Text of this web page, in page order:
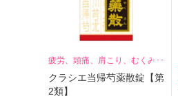
疲労、頭痛、肩こり、むくみに
クラシエ当帰芍薬散錠【第
2類】